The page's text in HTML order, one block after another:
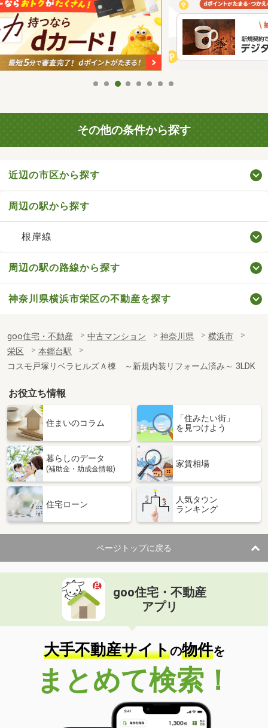
その他の条件から探す
近辺の市区から探す
周辺の駅から探す
根岸線
周辺の駅の路線から探す
神奈川県横浜市栄区の不動産を探す
goo住宅・不動産 中古マンション 神奈川県
横浜市
栄区
本郷台駅
コスモ戸塚リベラヒルズＡ棟 ～新規内装リフォーム済み～ 3LDK
お役立ち情報
住まいのコラム
「住みたい街」
を見つけよう
暮らしのデータ
(補助金・助成金情報)
家賃相場
住宅ローン
人気タウン
ランキング
ページトップに戻る
goo住宅・不動産
アプリ
大手不動産サイトの物件を
まとめて検索！